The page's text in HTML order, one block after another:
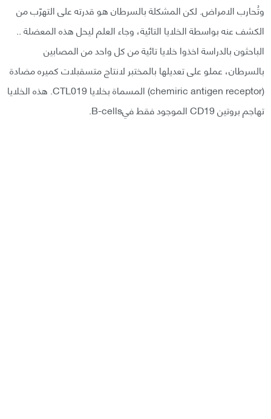
وتُحارب الامراض. لكن المشكلة بالسرطان هو قدرته على التهرّب من
الكشف عنه بواسطة الخلايا التائية، وجاء العلم ليحل هذه المعضلة ..
الباحثون بالدراسة اخذوا خلايا تائية من كل واحد من المصابين
بالسرطان، عملو على تعديلها بالمختبر لانتاج متسقبلات كميره مضادة
(chemiric antigen receptor) المسماة بخلايا CTL019. هذه الخلايا
تهاجم بروتين CD19 الموجود فقط فيB-cells.